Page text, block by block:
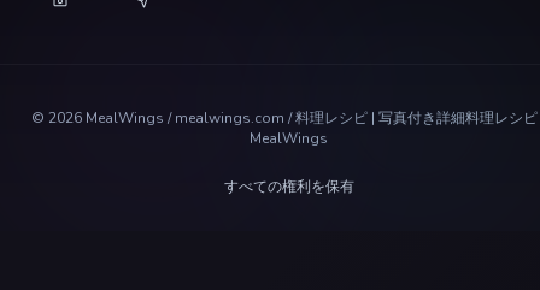
© 2026 MealWings / mealwings.com /料理レシピ | 写真付き詳細料理レシ
MealWings
すべての権利を保有